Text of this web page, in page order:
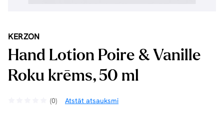
KERZON
Hand Lotion Poire & Vanille
Roku krēms, 50 ml
(0) Atstāt atsauksmi